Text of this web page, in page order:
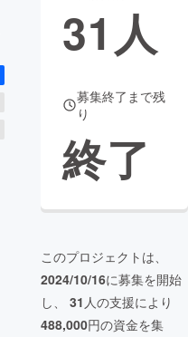
31 人
募集終了まで残
り
終了
このプロジェクトは、
2024/10/16に募集を開始
し、 31 人の支援により
488,000円の資金を集